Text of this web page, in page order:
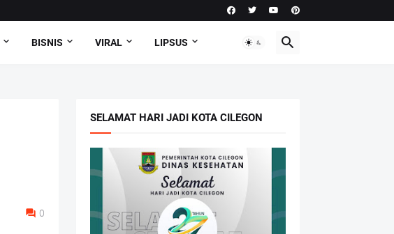
BISNIS VIRAL LIPSUS
0
SELAMAT HARI JADI KOTA CILEGON